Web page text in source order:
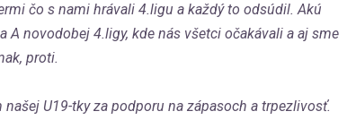
čo s nami hrávali 4.ligu a každý to odsúdil. Akú
A novodobej 4.ligy, kde nás všetci očakávali a aj sme
proti.
U19-tky za podporu na zápasoch a trpezlivosť.